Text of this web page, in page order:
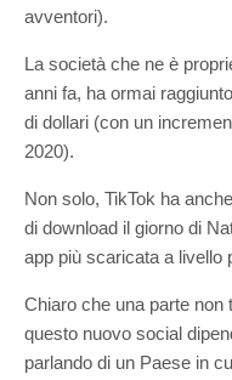
avventori).
La società che ne è
anni fa, ha ormai
di dollari (con un
2020).
Non solo, TikTok ha
di download il giorno di
app più scaricata a livello
Chiaro che una parte non
questo nuovo social
parlando di un Paese in